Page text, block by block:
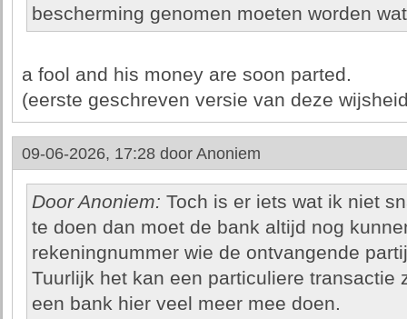
bescherming genomen moeten worden
a fool and his money are soon parted.
(eerste geschreven versie van deze
09-06-2026, 17:28 door Anoniem
Door Anoniem: Toch is er iets wat ik niet
te doen dan moet de bank altijd nog
rekeningnummer wie de ontvangende
Tuurlijk het kan een particuliere transactie
een bank hier veel meer mee doen.